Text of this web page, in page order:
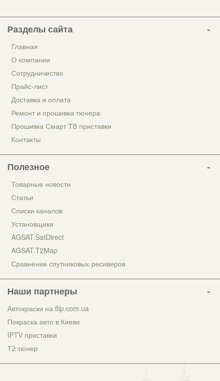
Разделы сайта
Главная
О компании
Сотрудничество
Прайс-лист
Доставка и оплата
Ремонт и прошивка тюнера
Прошивка Смарт ТВ приставки
Контакты
Полезное
Товарные новости
Статьи
Списки каналов
Установщики
AGSAT.SatDirect
AGSAT.T2Map
Сравнение спутниковых ресиверов
Наши партнеры
Автокраски на flip.com.ua
Покраска авто в Киеве
IPTV приставки
Т2 тюнер